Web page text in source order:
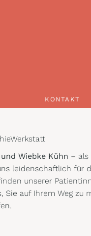
KONTAKT
Wiebke Kühn – als
leidenschaftlich für
unserer
Sie auf Ihrem Weg zu